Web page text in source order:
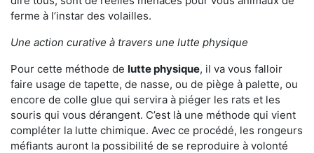
ferme à l’instar des volailles.
Une action curative à travers une lutte physique
Pour cette méthode de lutte physique, il va vous falloir
faire usage de tapette, de nasse, ou de piège à palette, ou
encore de colle glue qui servira à piéger les rats et les
souris qui vous dérangent. C’est là une méthode qui vient
compléter la lutte chimique. Avec ce procédé, les rongeurs
méfiants auront la possibilité de se reproduire à volonté